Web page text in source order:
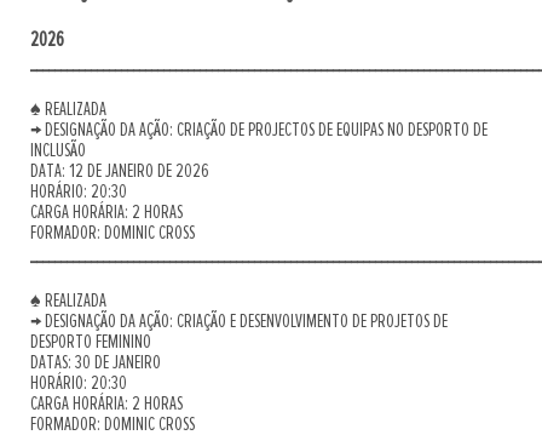
2026
♠ REALIZADA
→ DESIGNAÇÃO DA AÇÃO: CRIAÇÃO DE PROJECTOS DE EQUIPAS NO DESPORTO DE
INCLUSÃO
DATA: 12 DE JANEIRO DE 2026
HORÁRIO: 20:30
CARGA HORÁRIA: 2 HORAS
FORMADOR: DOMINIC CROSS
♠ REALIZADA
→ DESIGNAÇÃO DA AÇÃO: CRIAÇÃO E DESENVOLVIMENTO DE PROJETOS DE
DESPORTO FEMININO
DATAS: 30 DE JANEIRO
HORÁRIO: 20:30
CARGA HORÁRIA: 2 HORAS
FORMADOR: DOMINIC CROSS